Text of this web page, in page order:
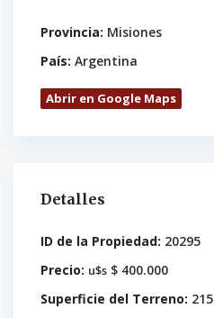
Provincia: Misiones
País: Argentina
Abrir en Google Maps
Detalles
ID de la Propiedad: 20295
Precio: u$s $ 400.000
Superficie del Terreno: 215